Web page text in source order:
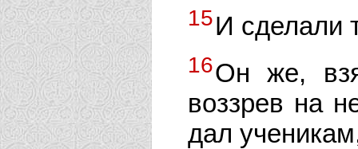
15И сделали
16Он же,
воззрев на
дал